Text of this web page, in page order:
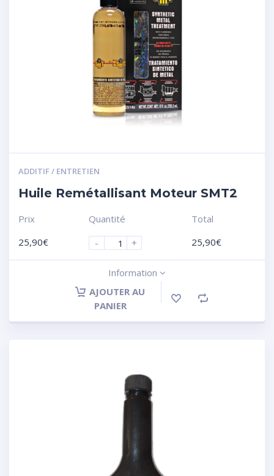
ADDITIF / ENTRETIEN
Huile Remétallisant Moteur SMT2
Prix
25,90€
Quantité
-
+
Total
25,90€
Information
AJOUTER AU
PANIER